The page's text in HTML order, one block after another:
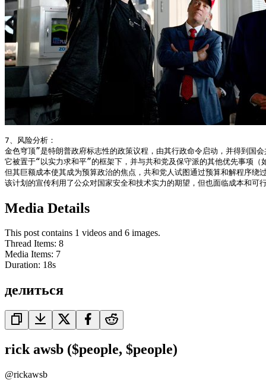
7、风险分析：
金色穹顶”是特朗普政府标志性的政策议程，由其行政命令启动，并得到国
它被置于“以实力求和平”的框架下，并与共和党及保守派的其他优先事项
但其巨额成本使其成为预算政治的焦点，共和党人试图通过预算和解程序
该计划的宣传利用了公众对国家安全和技术实力的期望，但也面临成本和
Media Details
This post contains 1 videos and 6 images.
Thread Items: 8
Media Items: 7
Duration: 18s
делиться
rick awsb ($people, $people)
@rickawsb